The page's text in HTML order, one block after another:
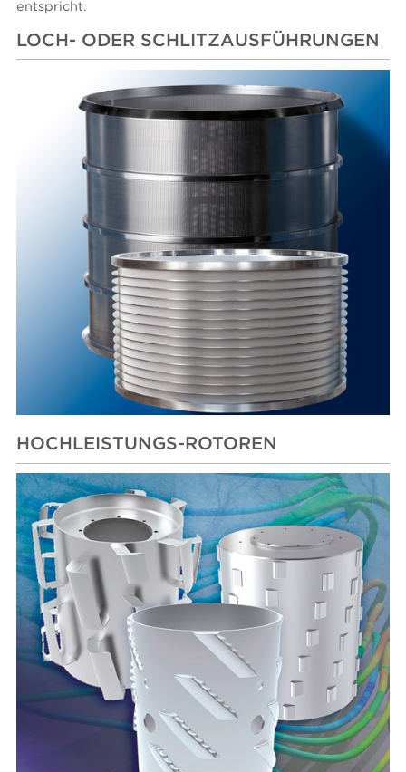
entspricht.
LOCH- ODER SCHLITZAUSFÜHRUNGEN
HOCHLEISTUNGS-ROTOREN